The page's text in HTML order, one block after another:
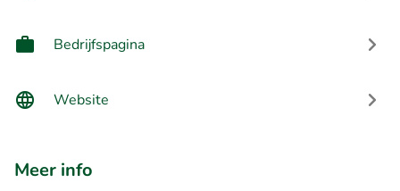
Bedrijfspagina
Website
Meer info